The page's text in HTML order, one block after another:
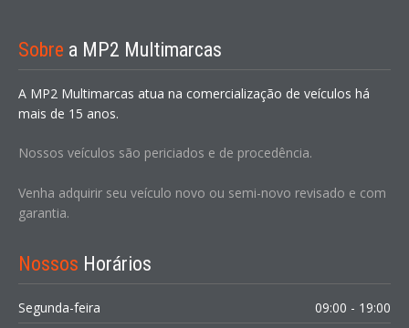
Sobre a MP2 Multimarcas
A MP2 Multimarcas atua na comercialização de veículos há
mais de 15 anos.
Nossos veículos são periciados e de procedência.
Venha adquirir seu veículo novo ou semi-novo revisado e com
garantia.
Nossos Horários
Segunda-feira
09:00 - 19:00